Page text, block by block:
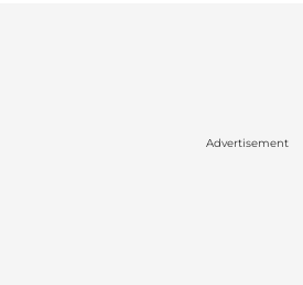
Advertisement